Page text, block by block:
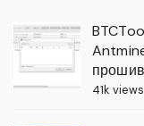
41k views